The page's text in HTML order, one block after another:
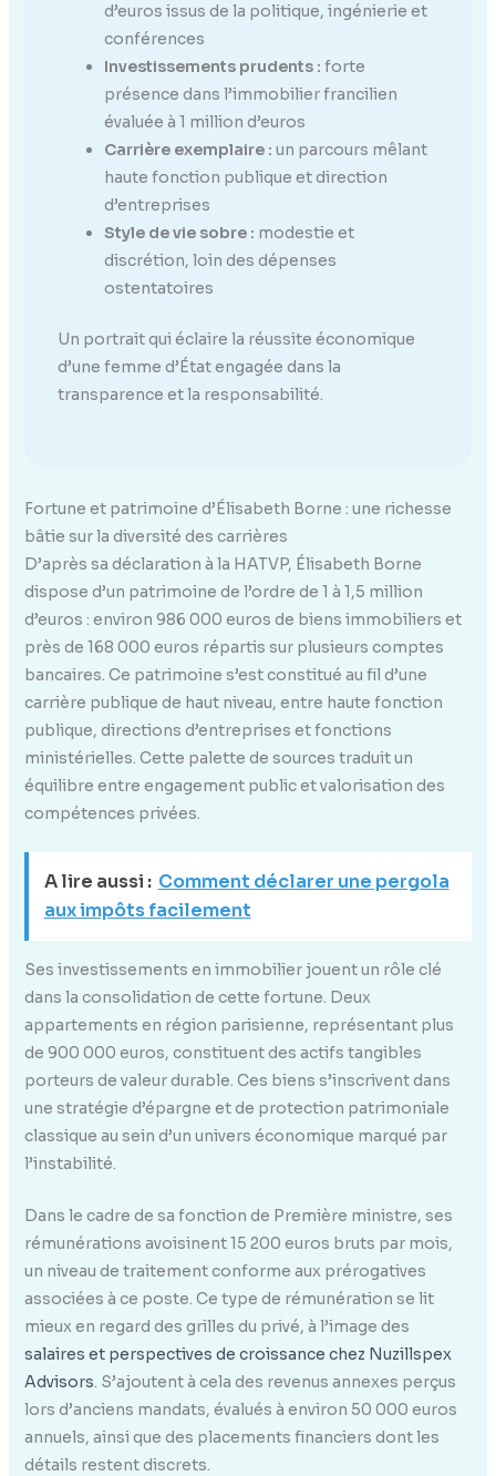
d’euros issus de la politique, ingénierie et
conférences
Investissements prudents : forte
présence dans l’immobilier francilien
évaluée à 1 million d’euros
Carrière exemplaire : un parcours mêlant
haute fonction publique et direction
d’entreprises
Style de vie sobre : modestie et
discrétion, loin des dépenses
ostentatoires
Un portrait qui éclaire la réussite économique
d’une femme d’État engagée dans la
transparence et la responsabilité.
Fortune et patrimoine d’Élisabeth Borne : une richesse
bâtie sur la diversité des carrières
D’après sa déclaration à la HATVP, Élisabeth Borne
dispose d’un patrimoine de l’ordre de 1 à 1,5 million
d’euros : environ 986 000 euros de biens immobiliers et
près de 168 000 euros répartis sur plusieurs comptes
bancaires. Ce patrimoine s’est constitué au fil d’une
carrière publique de haut niveau, entre haute fonction
publique, directions d’entreprises et fonctions
ministérielles. Cette palette de sources traduit un
équilibre entre engagement public et valorisation des
compétences privées.
A lire aussi : Comment déclarer une pergola
aux impôts facilement
Ses investissements en immobilier jouent un rôle clé
dans la consolidation de cette fortune. Deux
appartements en région parisienne, représentant plus
de 900 000 euros, constituent des actifs tangibles
porteurs de valeur durable. Ces biens s’inscrivent dans
une stratégie d’épargne et de protection patrimoniale
classique au sein d’un univers économique marqué par
l’instabilité.
Dans le cadre de sa fonction de Première ministre, ses
rémunérations avoisinent 15 200 euros bruts par mois,
un niveau de traitement conforme aux prérogatives
associées à ce poste. Ce type de rémunération se lit
mieux en regard des grilles du privé, à l’image des
salaires et perspectives de croissance chez Nuzillspex
Advisors. S’ajoutent à cela des revenus annexes perçus
lors d’anciens mandats, évalués à environ 50 000 euros
annuels, ainsi que des placements financiers dont les
détails restent discrets.